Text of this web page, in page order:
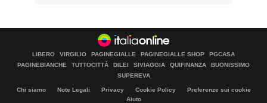
LIBERO VIRGILIO PAGINEGIALLE PAGINEGIALLE SHOP
PGCASA
PAGINEBIANCHE
TUTTOCITTÀ DILEI SIVIAGGIA QUIFINANZA
BUONISSIMO
SUPEREVA
Chi siamo Note Legali Privacy Cookie Policy
Preferenze sui cookie
Aiuto